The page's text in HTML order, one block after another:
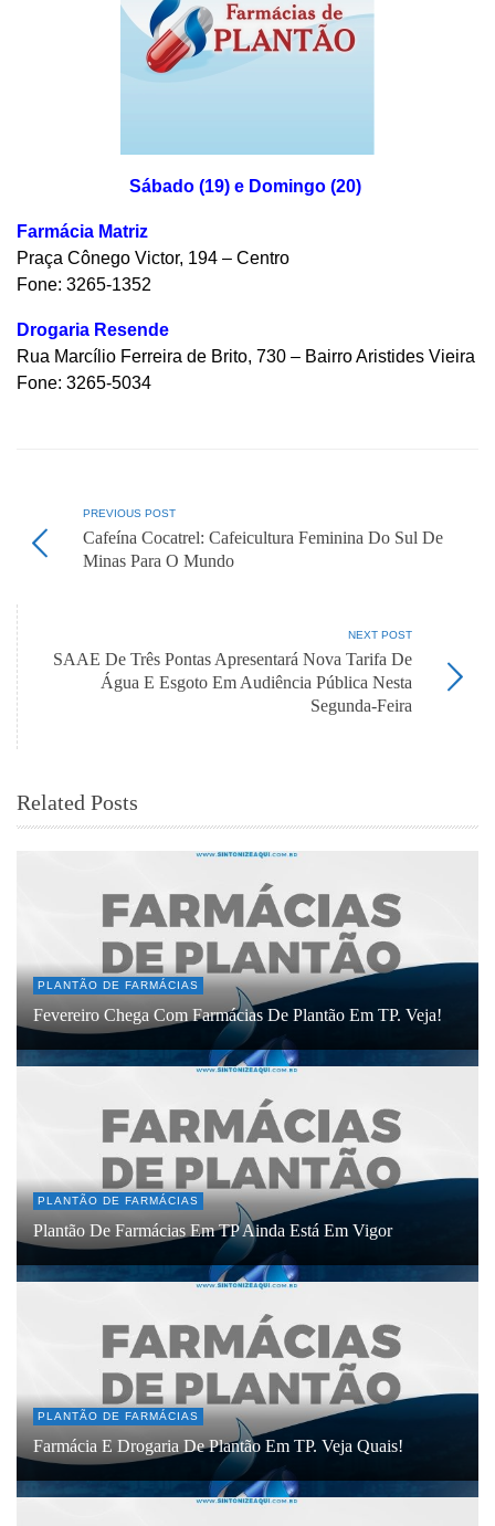
Sábado (19) e Domingo (20)
Farmácia Matriz
Praça Cônego Victor, 194 – Centro
Fone: 3265-1352
Drogaria Resende
Rua Marcílio Ferreira de Brito, 730 – Bairro Aristides Vieira
Fone: 3265-5034
PREVIOUS POST
Cafeína Cocatrel: Cafeicultura Feminina Do Sul De
Minas Para O Mundo
NEXT POST
SAAE De Três Pontas Apresentará Nova Tarifa De
Água E Esgoto Em Audiência Pública Nesta
Segunda-Feira
Related Posts
PLANTÃO DE FARMÁCIAS
Fevereiro Chega Com Farmácias De Plantão Em TP. Veja!
PLANTÃO DE FARMÁCIAS
Plantão De Farmácias Em TP Ainda Está Em Vigor
PLANTÃO DE FARMÁCIAS
Farmácia E Drogaria De Plantão Em TP. Veja Quais!